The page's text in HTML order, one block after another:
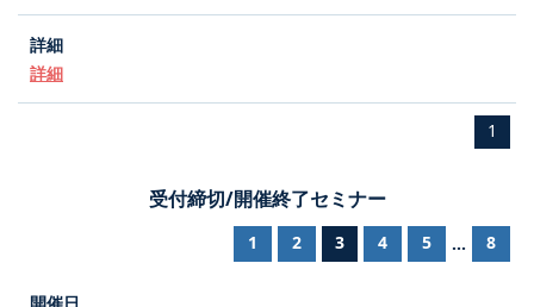
詳細
1
受付締切/開催終了セミナー
1 2 3 4 5 ... 8